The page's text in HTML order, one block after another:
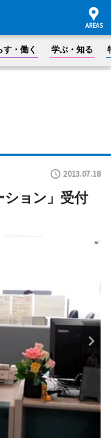
す・働く 学ぶ・知る
2013.07.18
ション」受付